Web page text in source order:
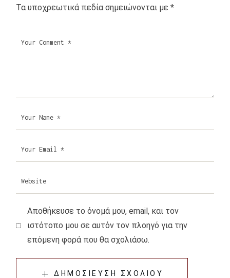
Τα υποχρεωτικά πεδία σημειώνονται με*
Αποθήκευσε το όνομά μου, email, και τον
ιστότοπο μου σε αυτόν τον πλοηγό για την
επόμενη φορά που θα σχολιάσω.
ΔΗΜΟΣΊΕΥΣΗ ΣΧΟΛΊΟΥ